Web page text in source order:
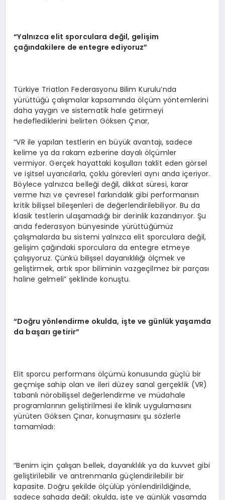
“Yalnızca elit sporculara değil, gelişim
çağındakilere de entegre ediyoruz”
Türkiye Triatlon Federasyonu Bilim Kurulu’nda
yürüttüğü çalışmalar kapsamında ölçüm yöntemlerini
daha yaygın ve sistematik hale getirmeyi
hedeflediklerini belirten Göksen Çınar,
“VR ile yapılan testlerin en büyük avantajı, sadece
kelime ya da rakam ezberine dayalı ölçümler
vermiyor. Gerçek hayattaki koşulları taklit eden görsel
ve işitsel uyarıcılarla, çoklu görevleri aynı anda içeriyor.
Böylece yalnızca belleği değil, dikkat süresi, karar
verme hızı ve çevresel farkındalık gibi performansın
kritik bilişsel bileşenleri de değerlendirilebiliyor. Bu da
klasik testlerin ulaşamadığı bir derinlik kazandırıyor. Şu
anda federasyon bünyesinde yürüttüğümüz
çalışmalarda bu sistemi yalnızca elit sporculara değil,
gelişim çağındaki sporculara da entegre etmeye
çalışıyoruz. Çünkü bilişsel dayanıklılığı ölçmek ve
geliştirmek, artık spor biliminin vazgeçilmez bir parçası
haline gelmeli” şeklinde konuştu.
“Doğru yönlendirme okulda, işte ve günlük yaşamda
da başarı getirir”
Elit sporcu performans ölçümü konusunda güçlü bir
geçmişe sahip olan ve ileri düzey sanal gerçeklik (VR)
tabanlı nörobilişsel değerlendirme ve müdahale
programlarının geliştirilmesi ile klinik uygulamasını
yürüten Göksen Çınar, konuşmasını şu sözlerle
tamamladı:
“Benim için çalışan bellek, dayanıklılık ya da kuvvet gibi
geliştirilebilir ve antrenmanla güçlendirilebilir bir
kapasite. Doğru şekilde ölçülüp yönlendirildiğinde,
sadece sahada değil; okulda, işte ve günlük yaşamda